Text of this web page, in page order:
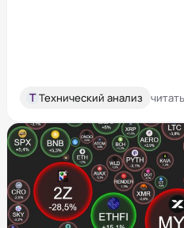
Т Технический анализ